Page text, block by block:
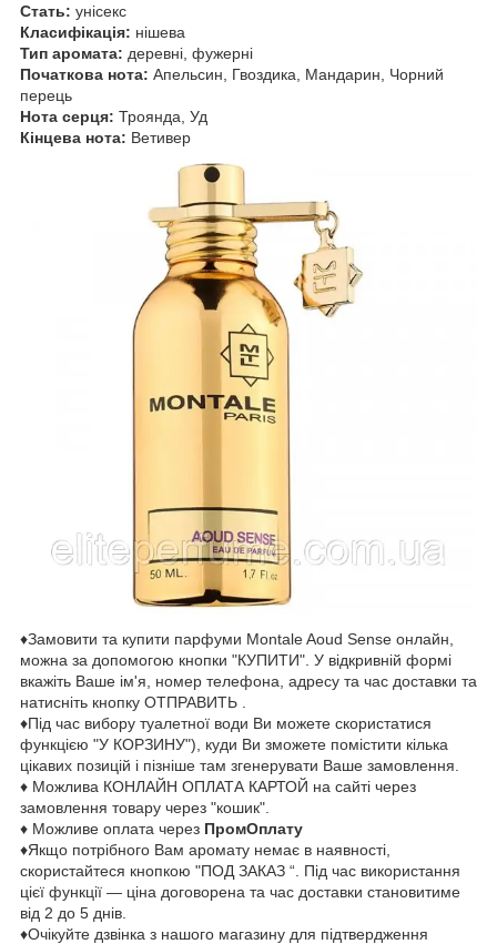
Стать: унісекс
Класифікація: нішева
Тип аромата: деревні, фужерні
Початкова нота: Апельсин, Гвоздика, Мандарин, Чорний
перець
Нота серця: Троянда, Уд
Кінцева нота: Ветивер
♦Замовити та купити парфуми Montale Aoud Sense онлайн,
можна за допомогою кнопки "КУПИТИ". У відкривній формі
вкажіть Ваше ім'я, номер телефона, адресу та час доставки та
натисніть кнопку ОТПРАВИТЬ .
♦Під час вибору туалетної води Ви можете скористатися
функцією "У КОРЗИНУ"), куди Ви зможете помістити кілька
цікавих позицій і пізніше там згенерувати Ваше замовлення.
♦ Можлива КОНЛАЙН ОПЛАТА КАРТОЙ на сайті через
замовлення товару через "кошик".
♦ Можливе оплата через ПромОплату
♦Якщо потрібного Вам аромату немає в наявності,
скористайтеся кнопкою "ПОД ЗАКАЗ “. Під час використання
цієї функції — ціна договорена та час доставки становитиме
від 2 до 5 днів.
♦Очікуйте дзвінка з нашого магазину для підтвердження